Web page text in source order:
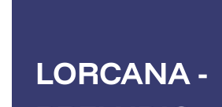
LORCANA -